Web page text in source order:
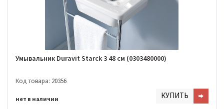
Умывальник Duravit Starck 3 48 см (0303480000)
Код товара: 20356
нет в наличии КУПИТЬ